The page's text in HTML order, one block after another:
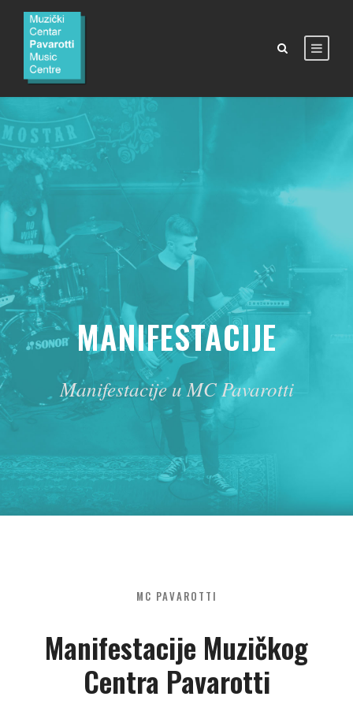
MANIFESTACIJE
Manifestacije u MC Pavarotti
MC PAVAROTTI
Manifestacije Muzičkog
Centra Pavarotti